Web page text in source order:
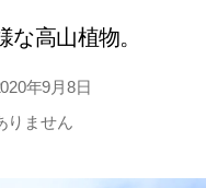
高山植物。
年9月8日
りません